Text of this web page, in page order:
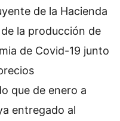
de la Hacienda
la producción de
de Covid-19 junto
que de enero a
entregado al